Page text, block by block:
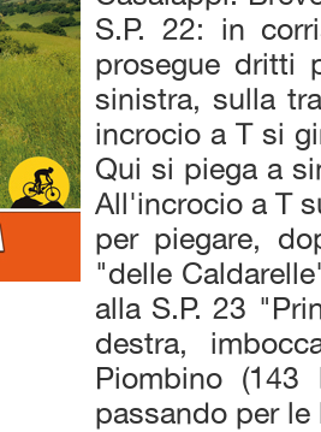
S.P. 22: in
prosegue dritti
sinistra, sulla
incrocio a T si
Qui si piega a
All'incrocio a T
per piegare,
"delle
alla S.P. 23
destra,
Piombino
passando per le